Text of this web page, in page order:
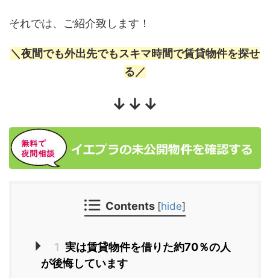
それでは、ご紹介致します！
＼夜間でも外出先でもスキマ時間で賃貸物件を探せ
る／
↓↓↓
Contents [hide]
1 実は賃貸物件を借りた約70％の人
が後悔しています